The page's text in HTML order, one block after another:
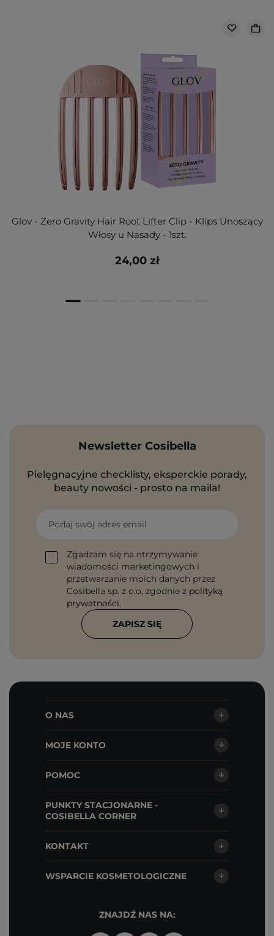
Glov - Zero Gravity Hair Root Lifter Clip - Klips Unoszący
Włosy u Nasady - 1szt.
24,00 zł
Newsletter Cosibella
Pielęgnacyjne checklisty, eksperckie porady,
beauty nowości - prosto na maila!
Podaj swój adres email
Zgadzam się na otrzymywanie
wiadomości marketingowych i
przetwarzanie moich danych przez
Cosibella sp. z o.o, zgodnie z polityką
prywatności.
ZAPISZ SIĘ
O NAS
MOJE KONTO
POMOC
PUNKTY STACJONARNE -
COSIBELLA CORNER
KONTAKT
WSPARCIE KOSMETOLOGICZNE
ZNAJDŹ NAS NA: